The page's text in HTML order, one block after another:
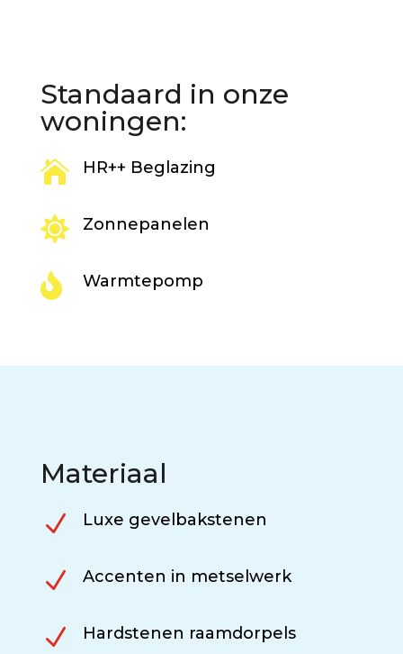
Standaard in onze
woningen:
 HR++ Beglazing
 Zonnepanelen
 Warmtepomp
Materiaal
N Luxe gevelbakstenen
N Accenten in metselwerk
N Hardstenen raamdorpels